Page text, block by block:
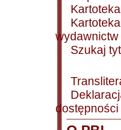
Kartoteka
wydawnictw
Szukaj
dostępności